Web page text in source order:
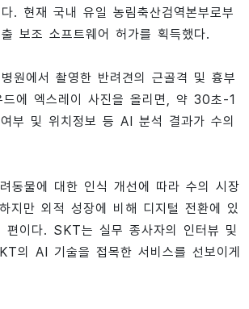
. 현재 국내 유일 농림축산검역본부로부
보조 소프트웨어 허가를 획득했다.
원에서 촬영한 반려견의 근골격 및 흉부
에 엑스레이 사진을 올리면, 약 30초-1
부 및 위치정보 등 AI 분석 결과가 수의
동물에 대한 인식 개선에 따라 수의 시장
지만 외적 성장에 비해 디지털 전환에 있
편이다. SKT는 실무 종사자의 인터뷰 및
의 AI 기술을 접목한 서비스를 선보이게